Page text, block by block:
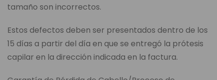
tamaño son incorrectos.
Estos defectos deben ser presentados dentro de los
15 días a partir del día en que se entregó la prótesis
capilar en la dirección indicada en la factura.